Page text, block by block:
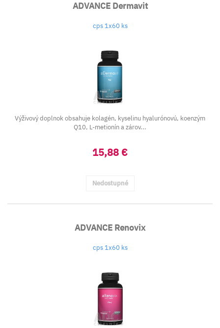
ADVANCE Dermavit
cps 1x60 ks
Výživový doplnok obsahuje kolagén, kyselinu hyalurónovú, koenzým
Q10, L-metionín a zárov...
15,88 €
Nedostupné
ADVANCE Renovix
cps 1x60 ks